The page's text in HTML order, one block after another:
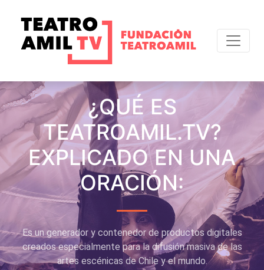
¿QUÉ ES
TEATROAMIL.TV?
EXPLICADO EN UNA
ORACIÓN:
Es un generador y contenedor de productos digitales
creados especialmente para la difusión masiva de las
artes escénicas de Chile y el mundo.